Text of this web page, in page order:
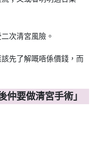
次清宮風險。
先了解嘅唔係價錢，而
仲要做清宮手術」